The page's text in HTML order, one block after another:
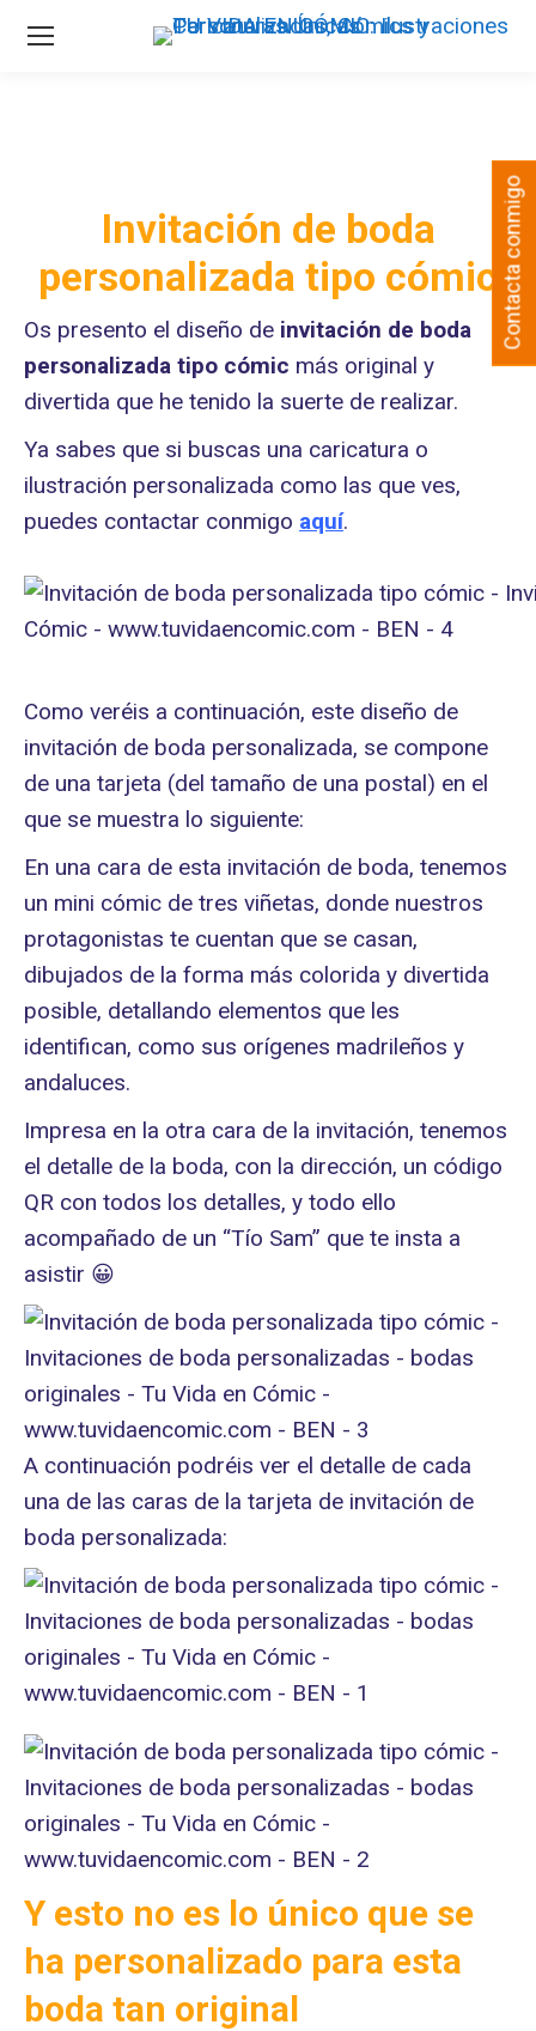
Invitación de boda
personalizada tipo cómic
Os presento el diseño de invitación de boda
personalizada tipo cómic más original y
divertida que he tenido la suerte de realizar.
Ya sabes que si buscas una caricatura o
ilustración personalizada como las que ves,
puedes contactar conmigo aquí.
Como veréis a continuación, este diseño de
invitación de boda personalizada, se compone
de una tarjeta (del tamaño de una postal) en el
que se muestra lo siguiente:
En una cara de esta invitación de boda, tenemos
un mini cómic de tres viñetas, donde nuestros
protagonistas te cuentan que se casan,
dibujados de la forma más colorida y divertida
posible, detallando elementos que les
identifican, como sus orígenes madrileños y
andaluces.
Impresa en la otra cara de la invitación, tenemos
el detalle de la boda, con la dirección, un código
QR con todos los detalles, y todo ello
acompañado de un “Tío Sam” que te insta a
asistir 😀
A continuación podréis ver el detalle de cada
una de las caras de la tarjeta de invitación de
boda personalizada:
Y esto no es lo único que se
ha personalizado para esta
boda tan original
Contacta conmigo